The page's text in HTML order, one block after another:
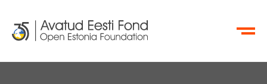
EN RU